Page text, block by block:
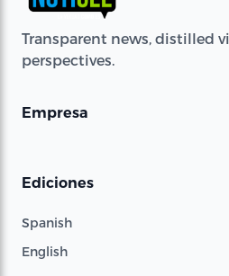
Transparent news, distilled
perspectives.
Empresa
Ediciones
Spanish
English